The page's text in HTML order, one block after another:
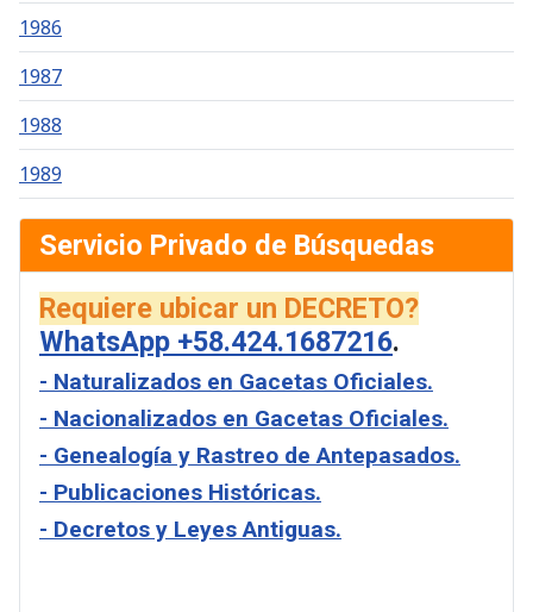
1986
1987
1988
1989
Servicio Privado de Búsquedas
Requiere ubicar un DECRETO?
WhatsApp +58.424.1687216.
- Naturalizados en Gacetas Oficiales.
- Nacionalizados en Gacetas Oficiales.
- Genealogía y Rastreo de Antepasados.
- Publicaciones Históricas.
- Decretos y Leyes Antiguas.